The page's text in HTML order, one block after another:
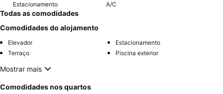
Estacionamento A/C
Todas as comodidades
Comodidades do alojamento
Elevador
Estacionamento
Terraço
Piscina exterior
Mostrar mais
Comodidades nos quartos